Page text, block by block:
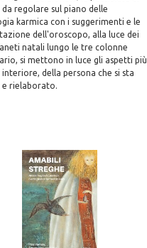
regolare sul piano delle
karmica con i suggerimenti e le
dell'oroscopo, alla luce dei
natali lungo le tre colonne
si mettono in luce gli aspetti più
della persona che si sta
e rielaborato.